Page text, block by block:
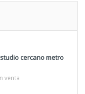
cercano metro
venta